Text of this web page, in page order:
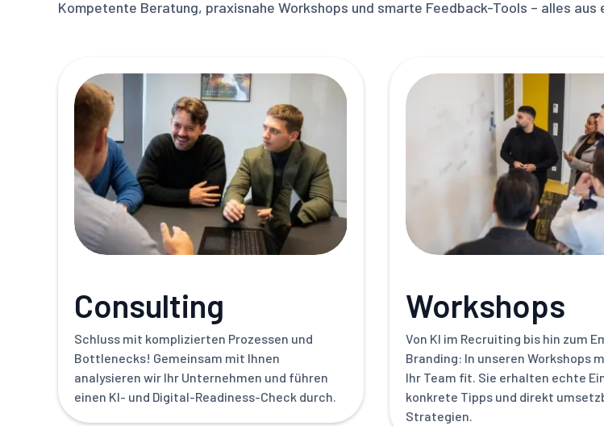
Kompetente Beratung, praxisnahe Workshops und smarte Feedback-Tools – alles aus
Consulting
Schluss mit komplizierten Prozessen und
Bottlenecks! Gemeinsam mit Ihnen
analysieren wir Ihr Unternehmen und führen
einen KI- und Digital-Readiness-Check durch.
Workshops
Von KI im Recruiting bis hin zum
Branding: In unseren Workshops
Ihr Team fit. Sie erhalten echte
konkrete Tipps und direkt
Strategien.